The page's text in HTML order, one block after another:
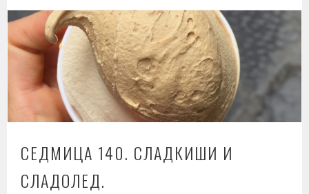
СЕДМИЦА 140. СЛАДКИШИ И
СЛАДОЛЕД.